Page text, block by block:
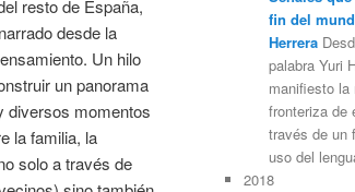
resto de España,
desde la
Un hilo
un panorama
diversos momentos
la familia, la
solo a través de
fin del
Herrera
palabra Yuri
manifiesto la
fronteriza de
través de un
uso del
2018